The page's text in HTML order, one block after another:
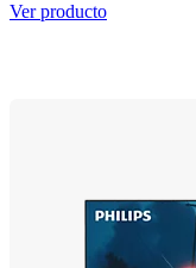
Ver producto